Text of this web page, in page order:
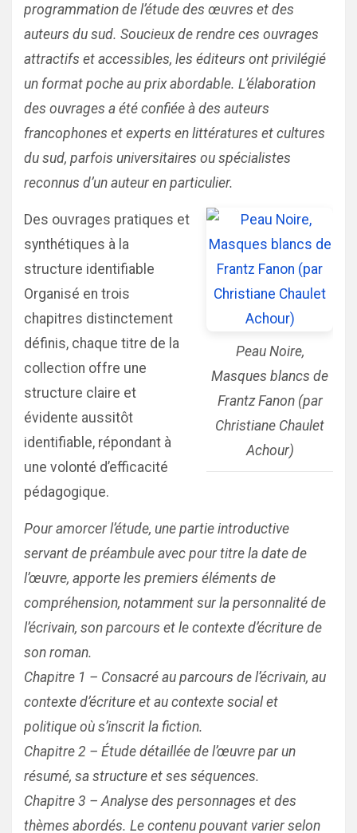
programmation de l’étude des œuvres et des
auteurs du sud. Soucieux de rendre ces ouvrages
attractifs et accessibles, les éditeurs ont privilégié
un format poche au prix abordable. L’élaboration
des ouvrages a été confiée à des auteurs
francophones et experts en littératures et cultures
du sud, parfois universitaires ou spécialistes
reconnus d’un auteur en particulier.
Peau Noire,
Masques blancs de
Frantz Fanon (par
Christiane Chaulet
Achour)
Des ouvrages pratiques et
synthétiques à la
structure identifiable
Organisé en trois
chapitres distinctement
définis, chaque titre de la
collection offre une
structure claire et
évidente aussitôt
identifiable, répondant à
une volonté d’efficacité
pédagogique.
Pour amorcer l’étude, une partie introductive
servant de préambule avec pour titre la date de
l’œuvre, apporte les premiers éléments de
compréhension, notamment sur la personnalité de
l’écrivain, son parcours et le contexte d’écriture de
son roman.
Chapitre 1 – Consacré au parcours de l’écrivain, au
contexte d’écriture et au contexte social et
politique où s’inscrit la fiction.
Chapitre 2 – Étude détaillée de l’œuvre par un
résumé, sa structure et ses séquences.
Chapitre 3 – Analyse des personnages et des
thèmes abordés. Le contenu pouvant varier selon